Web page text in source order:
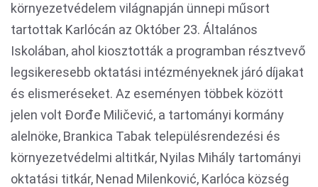
környezetvédelem világnapján ünnepi műsort
tartottak Karlócán az Október 23. Általános
Iskolában, ahol kiosztották a programban résztvevő
legsikeresebb oktatási intézményeknek járó díjakat
és elismeréseket. Az eseményen többek között
jelen volt Đorđe Miličević, a tartományi kormány
alelnöke, Brankica Tabak településrendezési és
környezetvédelmi altitkár, Nyilas Mihály tartományi
oktatási titkár, Nenad Milenković, Karlóca község